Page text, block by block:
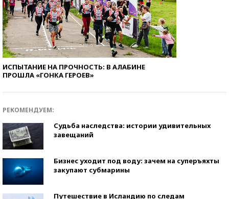
ИСПЫТАНИЕ НА ПРОЧНОСТЬ: В АЛАБИНЕ
ПРОШЛА «ГОНКА ГЕРОЕВ»
РЕКОМЕНДУЕМ:
Судьба наследства: истории удивительных
завещаний
Бизнес уходит под воду: зачем на суперъяхты
закупают субмарины
Путешествие в Исландию по следам